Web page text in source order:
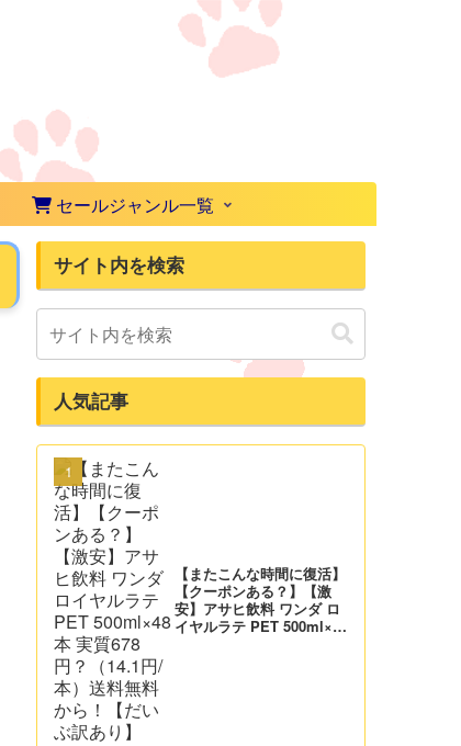
セールジャンル一覧
サイト内を検索
人気記事
【またこんな時間に復活】
【クーポンある？】【激
安】アサヒ飲料 ワンダ ロ
イヤルラテ PET 500ml×48